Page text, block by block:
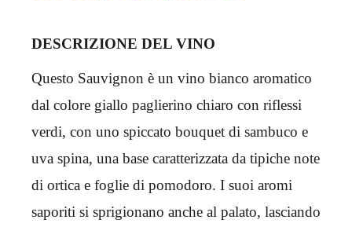
DESCRIZIONE DEL VINO
Questo Sauvignon è un vino bianco aromatico
dal colore giallo paglierino chiaro con riflessi
verdi, con uno spiccato bouquet di sambuco e
uva spina, una base caratterizzata da tipiche note
di ortica e foglie di pomodoro. I suoi aromi
saporiti si sprigionano anche al palato, lasciando